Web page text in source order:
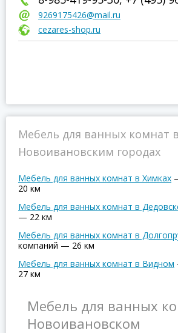
9269175426@mail.ru
cezares-shop.ru
Мебель для ванных комнат
Новоивановским городах
Мебель для ванных комнат в Химках
20 км
Мебель для ванных комнат в
— 22 км
Мебель для ванных комнат в
компаний — 26 км
Мебель для ванных комнат в Видном
27 км
Мебель для ванных
Новоивановском